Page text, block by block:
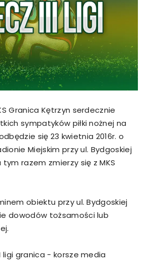
Granica Kętrzyn serdecznie
sympatyków piłki nożnej na
się 23 kwietnia 2016r. o
Miejskim przy ul. Bydgoskiej
tym razem zmierzy się z MKS
obiektu przy ul. Bydgoskiej
dowodów tożsamości lub